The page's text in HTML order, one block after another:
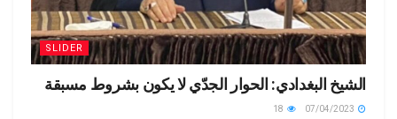
SLIDER
الشيخ البغدادي: الحوار الجدّي لا يكون بشروط مسبقة